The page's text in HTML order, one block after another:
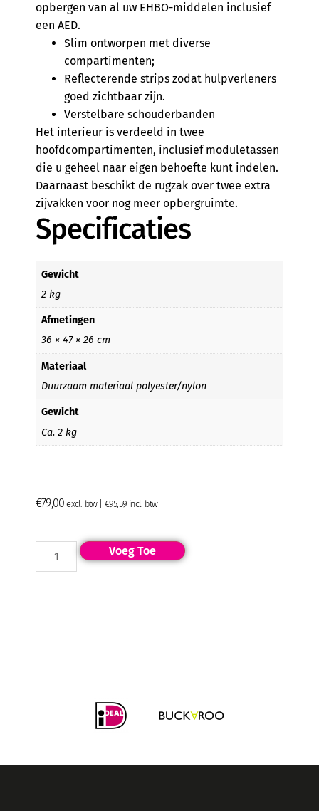
opbergen van al uw EHBO-middelen inclusief
een AED.
Slim ontworpen met diverse
compartimenten;
Reflecterende strips zodat hulpverleners
goed zichtbaar zijn.
Verstelbare schouderbanden
Het interieur is verdeeld in twee
hoofdcompartimenten, inclusief moduletassen
die u geheel naar eigen behoefte kunt indelen.
Daarnaast beschikt de rugzak over twee extra
zijvakken voor nog meer opbergruimte.
Specificaties
Gewicht
2 kg
Afmetingen
36 × 47 × 26 cm
Materiaal
Duurzaam materiaal polyester/nylon
Gewicht
Ca. 2 kg
€79,00 excl. btw | €95,59 incl. btw
Voeg Toe